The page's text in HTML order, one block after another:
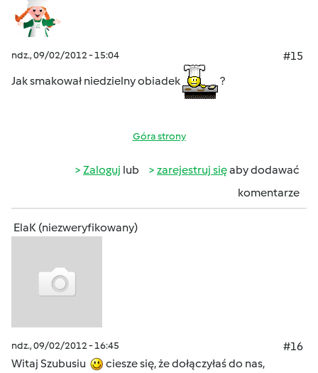
ndz., 09/02/2012 - 15:04
#15
Jak smakował niedzielny obiadek
?
Góra strony
Zaloguj lub zarejestruj sięaby dodawać
komentarze
ElaK (niezweryfikowany)
ndz., 09/02/2012 - 16:45
#16
Witaj Szubusiu
ciesze się, że dołączyłaś do nas,